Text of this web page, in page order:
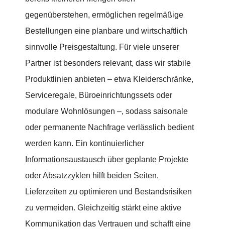
gegenüberstehen, ermöglichen regelmäßige
Bestellungen eine planbare und wirtschaftlich
sinnvolle Preisgestaltung. Für viele unserer
Partner ist besonders relevant, dass wir stabile
Produktlinien anbieten – etwa Kleiderschränke,
Serviceregale, Büroeinrichtungssets oder
modulare Wohnlösungen –, sodass saisonale
oder permanente Nachfrage verlässlich bedient
werden kann. Ein kontinuierlicher
Informationsaustausch über geplante Projekte
oder Absatzzyklen hilft beiden Seiten,
Lieferzeiten zu optimieren und Bestandsrisiken
zu vermeiden. Gleichzeitig stärkt eine aktive
Kommunikation das Vertrauen und schafft eine